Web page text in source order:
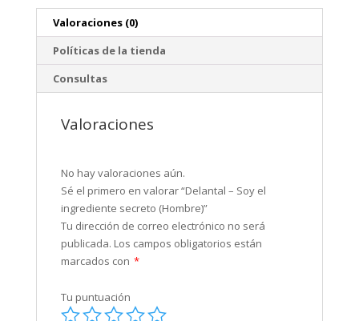
Valoraciones (0)
Políticas de la tienda
Consultas
Valoraciones
No hay valoraciones aún.
Sé el primero en valorar “Delantal – Soy el
ingrediente secreto (Hombre)”
Tu dirección de correo electrónico no será
publicada. Los campos obligatorios están
marcados con *
Tu puntuación